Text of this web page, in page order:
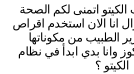
اتمنى لكم الصحة
انا الان استخدم اقراص
الطبيب من مكوناتها
وانا بدي ابدأ في نظام
الكيتو ؟